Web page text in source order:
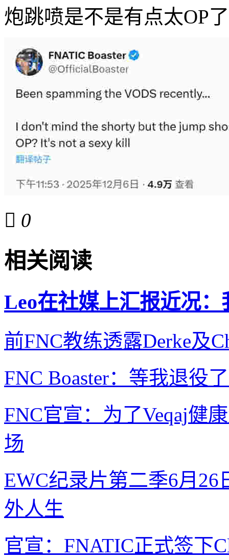
炮跳喷是不是有点太OP
 0
相关阅读
Leo在社媒上汇报近况
前FNC教练透露Derke及
FNC Boaster：等我退役
FNC官宣：为了Veqaj健
场
EWC纪录片第二季6月
外人生
官宣：FNATIC正式签下